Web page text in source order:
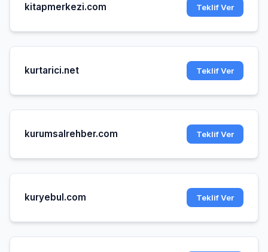
kitapmerkezi.com Teklif Ver
kurtarici.net Teklif Ver
kurumsalrehber.com Teklif Ver
kuryebul.com Teklif Ver